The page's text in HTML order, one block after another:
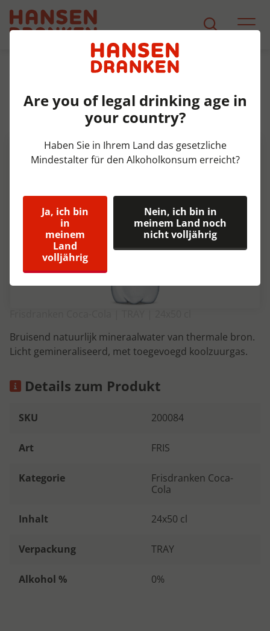
Produkt Detail
Chaudfontaine Rood pet Tray
Bruisend natuurlijk mineraalwater van thermale bron.
Licht gemineraliseerd, met toegevoegd koolzuurgas.
Details zum Produkt
SKU 200084
Art FRIS
Kategorie
Frisdranken Coca-
Cola
Inhalt 24x50 cl
Verpackung TRAY
Alkohol % 0%
Are you of legal drinking age in
your country?
Haben Sie in Ihrem Land das gesetzliche
Mindestalter für den Alkoholkonsum erreicht?
Ja, ich bin
in
meinem
Land
volljährig
Nein, ich bin in
meinem Land noch
nicht volljährig